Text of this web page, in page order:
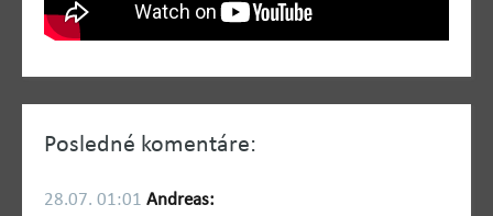
Posledné komentáre:
28.07. 01:01 Andreas: